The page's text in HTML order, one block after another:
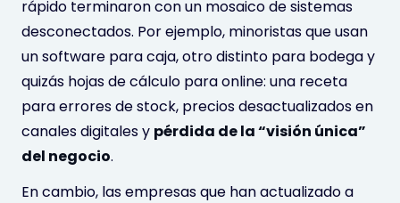
rápido terminaron con un mosaico de sistemas
desconectados. Por ejemplo, minoristas que usan
un software para caja, otro distinto para bodega y
quizás hojas de cálculo para online: una receta
para errores de stock, precios desactualizados en
canales digitales y pérdida de la “visión única”
del negocio.
En cambio, las empresas que han actualizado a